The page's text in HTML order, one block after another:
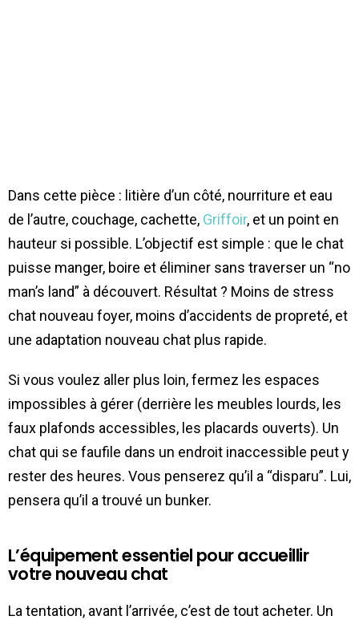
Dans cette pièce : litière d’un côté, nourriture et eau
de l’autre, couchage, cachette, Griffoir, et un point en
hauteur si possible. L’objectif est simple : que le chat
puisse manger, boire et éliminer sans traverser un “no
man’s land” à découvert. Résultat ? Moins de stress
chat nouveau foyer, moins d’accidents de propreté, et
une adaptation nouveau chat plus rapide.
Si vous voulez aller plus loin, fermez les espaces
impossibles à gérer (derrière les meubles lourds, les
faux plafonds accessibles, les placards ouverts). Un
chat qui se faufile dans un endroit inaccessible peut y
rester des heures. Vous penserez qu’il a “disparu”. Lui,
pensera qu’il a trouvé un bunker.
L’équipement essentiel pour accueillir
votre nouveau chat
La tentation, avant l’arrivée, c’est de tout acheter. Un